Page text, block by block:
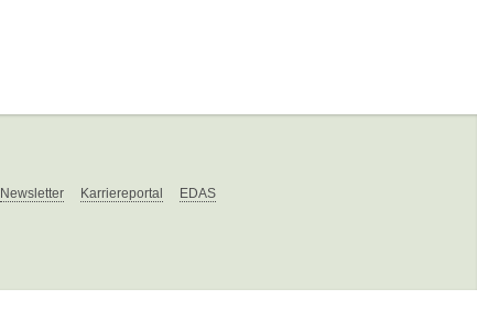
Newsletter Karriereportal EDAS